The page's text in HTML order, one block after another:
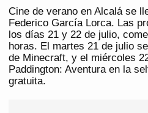
Cine de verano en Alcalá se
Federico García Lorca. Las
los días 21 y 22 de julio,
horas. El martes 21 de julio
de Minecraft, y el miércoles
Paddington: Aventura en la
gratuita.